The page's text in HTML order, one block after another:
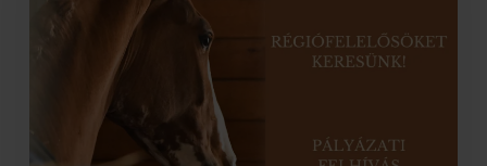
keresünk